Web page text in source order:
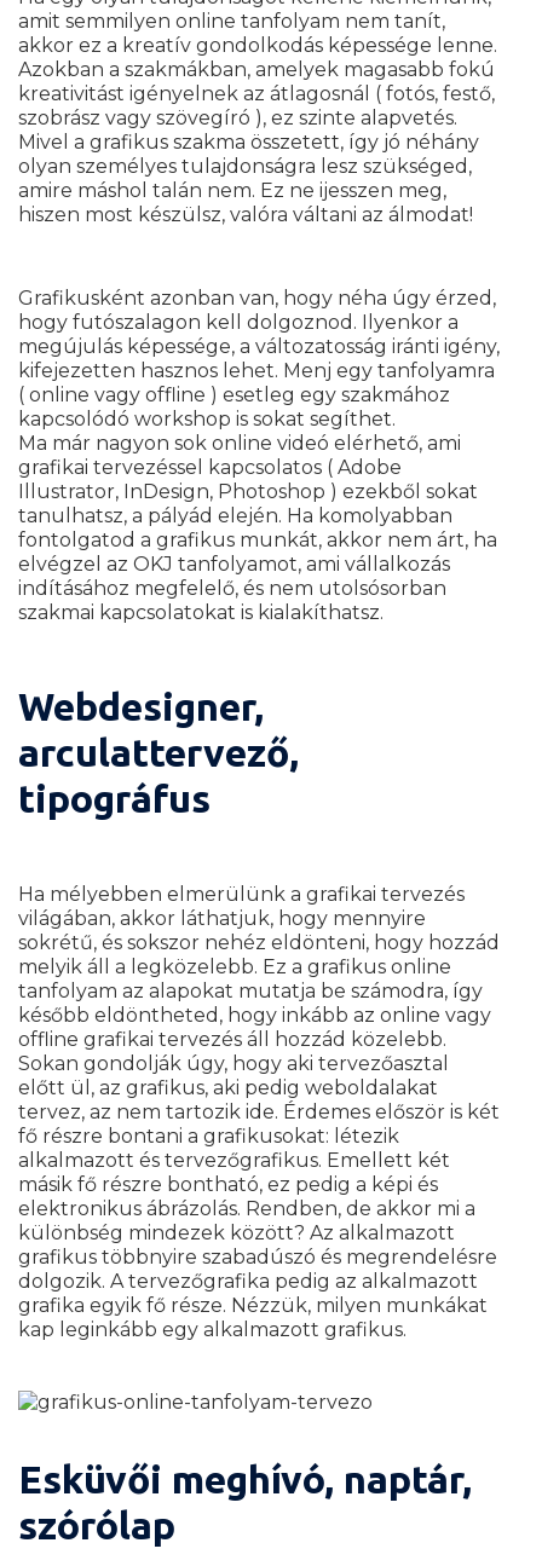
amit semmilyen online tanfolyam nem tanít,
akkor ez a kreatív gondolkodás képessége lenne.
Azokban a szakmákban, amelyek magasabb fokú
kreativitást igényelnek az átlagosnál ( fotós, festő,
szobrász vagy szövegíró ), ez szinte alapvetés.
Mivel a grafikus szakma összetett, így jó néhány
olyan személyes tulajdonságra lesz szükséged,
amire máshol talán nem. Ez ne ijesszen meg,
hiszen most készülsz, valóra váltani az álmodat!
Grafikusként azonban van, hogy néha úgy érzed,
hogy futószalagon kell dolgoznod. Ilyenkor a
megújulás képessége, a változatosság iránti igény,
kifejezetten hasznos lehet. Menj egy tanfolyamra
( online vagy offline ) esetleg egy szakmához
kapcsolódó workshop is sokat segíthet.
Ma már nagyon sok online videó elérhető, ami
grafikai tervezéssel kapcsolatos ( Adobe
Illustrator, InDesign, Photoshop ) ezekből sokat
tanulhatsz, a pályád elején. Ha komolyabban
fontolgatod a grafikus munkát, akkor nem árt, ha
elvégzel az OKJ tanfolyamot, ami vállalkozás
indításához megfelelő, és nem utolsósorban
szakmai kapcsolatokat is kialakíthatsz.
Webdesigner,
arculattervező,
tipográfus
Ha mélyebben elmerülünk a grafikai tervezés
világában, akkor láthatjuk, hogy mennyire
sokrétű, és sokszor nehéz eldönteni, hogy hozzád
melyik áll a legközelebb. Ez a grafikus online
tanfolyam az alapokat mutatja be számodra, így
később eldöntheted, hogy inkább az online vagy
offline grafikai tervezés áll hozzád közelebb.
Sokan gondolják úgy, hogy aki tervezőasztal
előtt ül, az grafikus, aki pedig weboldalakat
tervez, az nem tartozik ide. Érdemes először is két
fő részre bontani a grafikusokat: létezik
alkalmazott és tervezőgrafikus. Emellett két
másik fő részre bontható, ez pedig a képi és
elektronikus ábrázolás. Rendben, de akkor mi a
különbség mindezek között? Az alkalmazott
grafikus többnyire szabadúszó és megrendelésre
dolgozik. A tervezőgrafika pedig az alkalmazott
grafika egyik fő része. Nézzük, milyen munkákat
kap leginkább egy alkalmazott grafikus.
Esküvői meghívó, naptár,
szórólap